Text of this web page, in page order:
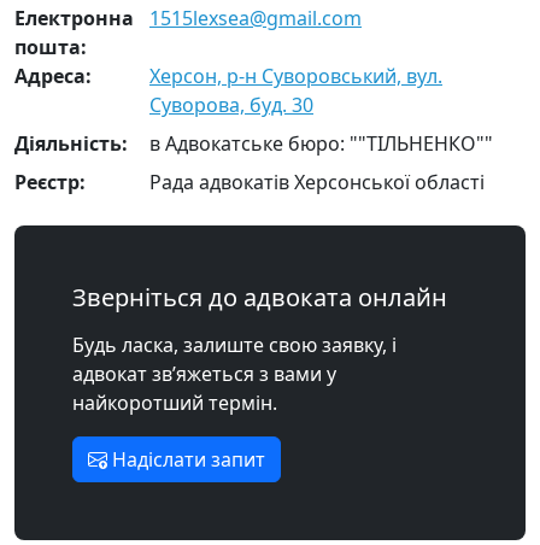
Електронна
пошта:
1515lexsea@gmail.com
Адреса:
Херсон, р-н Суворовський, вул.
Суворова, буд. 30
Діяльність:
в Адвокатське бюро: ""ТІЛЬНЕНКО""
Реєстр:
Рада адвокатів Херсонської області
Зверніться до адвоката онлайн
Будь ласка, залиште свою заявку, і
адвокат зв’яжеться з вами у
найкоротший термін.
Надіслати запит